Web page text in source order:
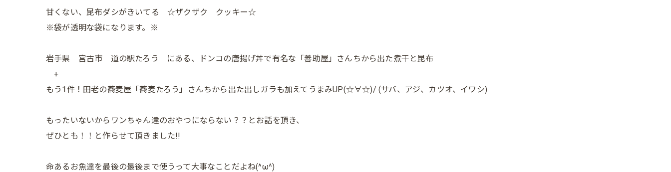
甘くない、昆布ダシがきいてる ☆ザクザク クッキー☆
※袋が透明な袋になります。※
岩手県 宮古市 道の駅たろう にある、ドンコの唐揚げ丼で有名な「善助屋」さんちから出た煮干と昆布
+
もう1件！田老の蕎麦屋「蕎麦たろう」さんちから出た出しガラも加えてうまみUP(☆∀☆)/ (サバ、アジ、カツオ、イワシ)
もったいないからワンちゃん達のおやつにならない？？とお話を頂き、
ぜひとも！！と作らせて頂きました!!
命あるお魚達を最後の最後まで使うって大事なことだよね(^ω^)